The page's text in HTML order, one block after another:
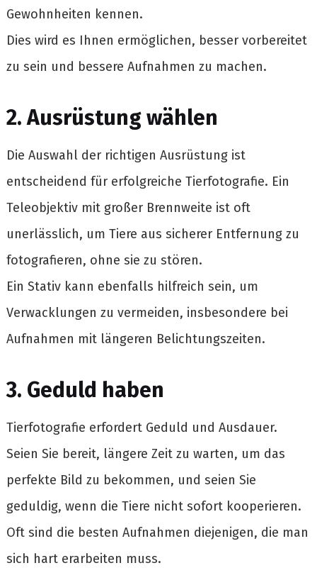
Gewohnheiten kennen.
Dies wird es Ihnen ermöglichen, besser vorbereitet
zu sein und bessere Aufnahmen zu machen.
2. Ausrüstung wählen
Die Auswahl der richtigen Ausrüstung ist
entscheidend für erfolgreiche Tierfotografie. Ein
Teleobjektiv mit großer Brennweite ist oft
unerlässlich, um Tiere aus sicherer Entfernung zu
fotografieren, ohne sie zu stören.
Ein Stativ kann ebenfalls hilfreich sein, um
Verwacklungen zu vermeiden, insbesondere bei
Aufnahmen mit längeren Belichtungszeiten.
3. Geduld haben
Tierfotografie erfordert Geduld und Ausdauer.
Seien Sie bereit, längere Zeit zu warten, um das
perfekte Bild zu bekommen, und seien Sie
geduldig, wenn die Tiere nicht sofort kooperieren.
Oft sind die besten Aufnahmen diejenigen, die man
sich hart erarbeiten muss.